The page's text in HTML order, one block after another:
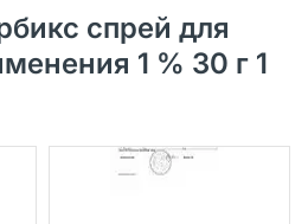
спрей для
1 % 30 г 1